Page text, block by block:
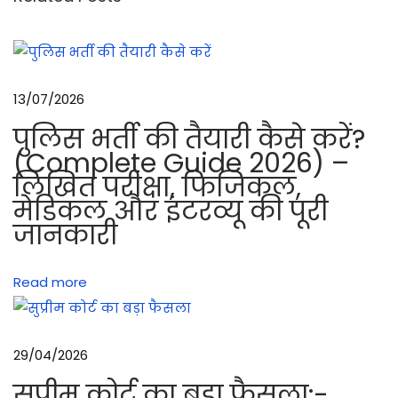
वि
के
बा
रे
गा
इ
ला
इ
है
?
13/07/2026
पुलिस भर्ती की तैयारी कैसे करें?
(Complete Guide 2026) –
लिखित परीक्षा, फिजिकल,
मेडिकल और इंटरव्यू की पूरी
जानकारी
Read more
29/04/2026